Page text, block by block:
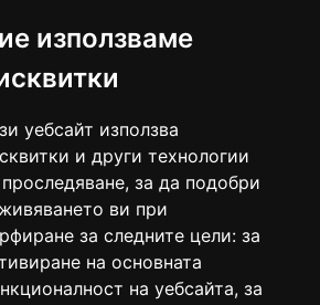
използваме
уебсайт използва
и други технологии
за да подобри
ви при
за следните цели: за
на основната
на уебсайта, за
Ботев" 43
абонаменти